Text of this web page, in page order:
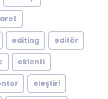
editing editör
eklenti
eleştiri